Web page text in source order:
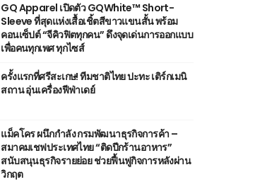
GQ Apparel เปิดตัว GQWhite™ Short-
Sleeve ที่สุดแห่งเสื้อเชิ้ตสีขาวแขนสั้น พร้อม
คอนเซ็ปต์ “จีคิวฟิตทุกคน” ดึงจุดเด่นการออกแบบ
เพื่อคนทุกเพศ ทุกไซส์
ครั้งแรกที่ศรีสะเกษ! ทีมชาติไทย ปะทะ เติร์กเมนิ
สถาน อุ่นเครื่องฟีฟ่าเดย์
แม็คโคร ผนึกกำลัง กรมพัฒนาธุรกิจการค้า –
สมาคมเชฟประเทศไทย “ติดปีกร้านอาหาร”
สนับสนุนธุรกิจรายย่อย ช่วยฟื้นฟูกิจการหลังผ่าน
วิกฤต